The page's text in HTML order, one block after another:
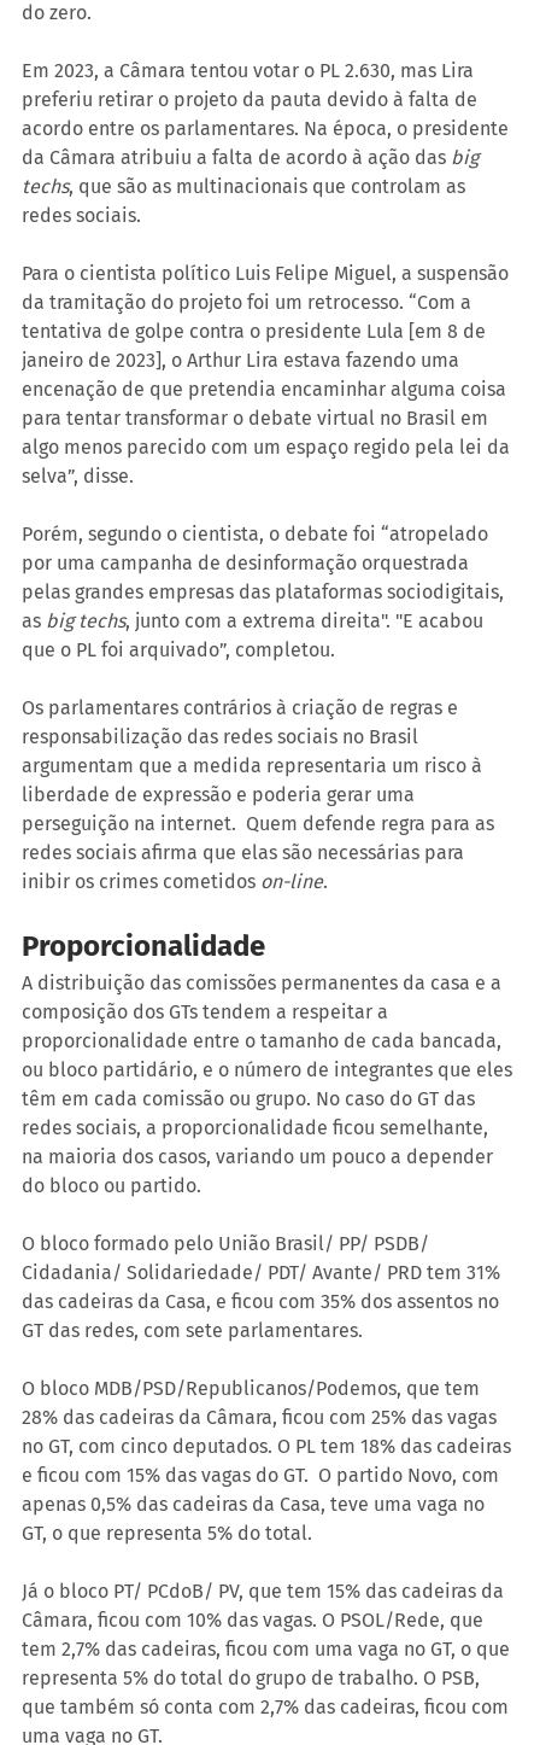
do zero.
Em 2023, a Câmara tentou votar o PL 2.630, mas Lira
preferiu retirar o projeto da pauta devido à falta de
acordo entre os parlamentares. Na época, o presidente
da Câmara atribuiu a falta de acordo à ação das big
techs, que são as multinacionais que controlam as
redes sociais.
Para o cientista político Luis Felipe Miguel, a suspensão
da tramitação do projeto foi um retrocesso. “Com a
tentativa de golpe contra o presidente Lula [em 8 de
janeiro de 2023], o Arthur Lira estava fazendo uma
encenação de que pretendia encaminhar alguma coisa
para tentar transformar o debate virtual no Brasil em
algo menos parecido com um espaço regido pela lei da
selva”, disse.
Porém, segundo o cientista, o debate foi “atropelado
por uma campanha de desinformação orquestrada
pelas grandes empresas das plataformas sociodigitais,
as big techs, junto com a extrema direita". "E acabou
que o PL foi arquivado”, completou.
Os parlamentares contrários à criação de regras e
responsabilização das redes sociais no Brasil
argumentam que a medida representaria um risco à
liberdade de expressão e poderia gerar uma
perseguição na internet.  Quem defende regra para as
redes sociais afirma que elas são necessárias para
inibir os crimes cometidos on-line.
Proporcionalidade
A distribuição das comissões permanentes da casa e a
composição dos GTs tendem a respeitar a
proporcionalidade entre o tamanho de cada bancada,
ou bloco partidário, e o número de integrantes que eles
têm em cada comissão ou grupo. No caso do GT das
redes sociais, a proporcionalidade ficou semelhante,
na maioria dos casos, variando um pouco a depender
do bloco ou partido.
O bloco formado pelo União Brasil/ PP/ PSDB/
Cidadania/ Solidariedade/ PDT/ Avante/ PRD tem 31%
das cadeiras da Casa, e ficou com 35% dos assentos no
GT das redes, com sete parlamentares.
O bloco MDB/PSD/Republicanos/Podemos, que tem
28% das cadeiras da Câmara, ficou com 25% das vagas
no GT, com cinco deputados. O PL tem 18% das cadeiras
e ficou com 15% das vagas do GT.  O partido Novo, com
apenas 0,5% das cadeiras da Casa, teve uma vaga no
GT, o que representa 5% do total.
Já o bloco PT/ PCdoB/ PV, que tem 15% das cadeiras da
Câmara, ficou com 10% das vagas. O PSOL/Rede, que
tem 2,7% das cadeiras, ficou com uma vaga no GT, o que
representa 5% do total do grupo de trabalho. O PSB,
que também só conta com 2,7% das cadeiras, ficou com
uma vaga no GT.